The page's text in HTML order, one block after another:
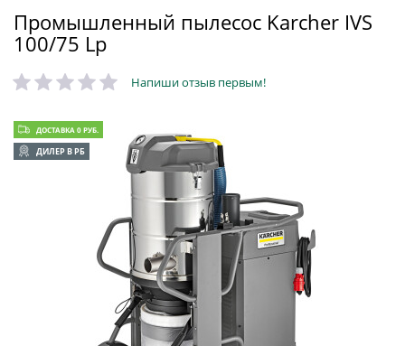
Промышленный пылесос Karcher IVS
100/75 Lp
Напиши отзыв первым!
ДОСТАВКА 0 РУБ.
ДИЛЕР В РБ